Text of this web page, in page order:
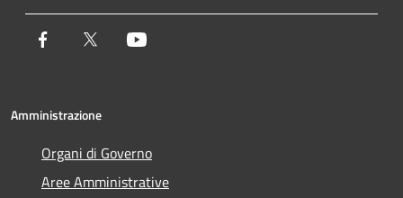
Facebook Twitter
Amministrazione
Organi di Governo
Aree Amministrative